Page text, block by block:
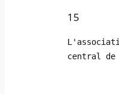
15
central